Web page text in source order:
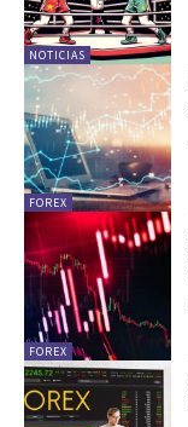
NOTICIAS
FOREX
FOREX